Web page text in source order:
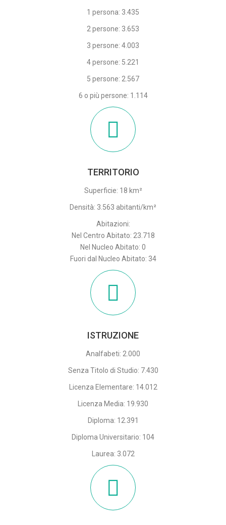
1 persona: 3.435
2 persone: 3.653
3 persone: 4.003
4 persone: 5.221
5 persone: 2.567
6 o più persone: 1.114
TERRITORIO
Superficie: 18 km²
Densità: 3.563 abitanti/km²
Abitazioni:
Nel Centro Abitato: 23.718
Nel Nucleo Abitato: 0
Fuori dal Nucleo Abitato: 34
ISTRUZIONE
Analfabeti: 2.000
Senza Titolo di Studio: 7.430
Licenza Elementare: 14.012
Licenza Media: 19.930
Diploma: 12.391
Diploma Universitario: 104
Laurea: 3.072